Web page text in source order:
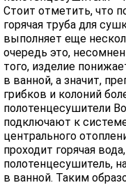
Стоит отметить, что
горячая труба для
выполняет еще
очередь это,
того, изделие
в ванной, а значит,
грибков и колоний
полотенцесушители
подключают к
центрального
проходит горячая
полотенцесушитель,
в ванной. Таким